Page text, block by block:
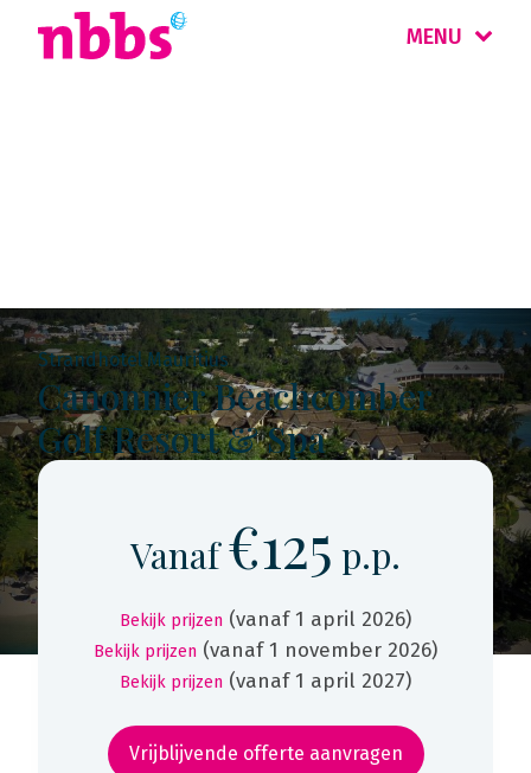
MENU
Strandhotel Mauritius
Canonnier Beachcomber
Golf Resort & Spa
Vanaf€125 p.p.
Bekijk prijzen (vanaf 1 april 2026)
Bekijk prijzen (vanaf 1 november 2026)
Bekijk prijzen (vanaf 1 april 2027)
Vrijblijvende offerte aanvragen